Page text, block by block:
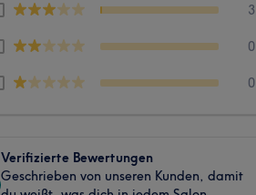
3
0
0
Verifizierte Bewertungen
Geschrieben von unseren Kunden, damit